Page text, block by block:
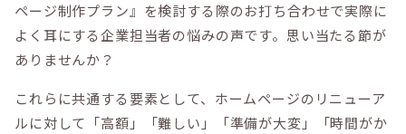
ページ制作プラン』を検討する際のお打ち合わせで実際に
よく耳にする企業担当者の悩みの声です。思い当たる節が
ありませんか？
これらに共通する要素として、ホームページのリニューア
ルに対して「高額」「難しい」「準備が大変」「時間がか